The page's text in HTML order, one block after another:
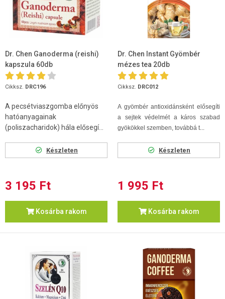
Dr. Chen Ganoderma (reishi)
kapszula 60db
Cikksz. DRC196
A pecsétviaszgomba előnyös
hatóanyagainak
(poliszacharidok) hála elősegí...
Készleten
3 195 Ft
Kosárba rakom
Dr. Chen Instant Gyömbér
mézes tea 20db
Cikksz. DRC012
A gyömbér antioxidánsként elősegíti
a sejtek védelmét a káros szabad
gyökökkel szemben, továbbá t...
Készleten
1 995 Ft
Kosárba rakom